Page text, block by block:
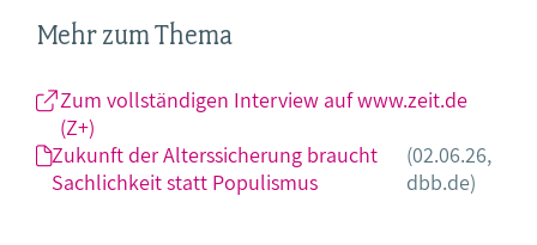
Mehr zum Thema
Zum vollständigen Interview auf www.zeit.de
(Z+)
Zukunft der Alterssicherung braucht
Sachlichkeit statt Populismus
(02.06.26,
dbb.de)